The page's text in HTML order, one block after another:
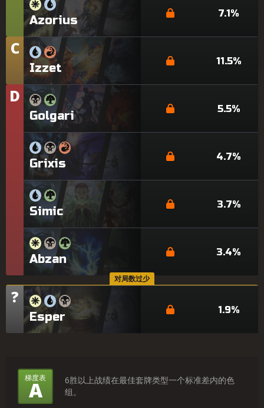
Azorius 7.1%
梯
C
Izzet 11.5%
梯
D
Golgari 5.5%
Grixis 4.7%
Simic 3.7%
Abzan 3.4%
对局数过少
梯
?
Esper 1.9%
度
梯度表
A
6胜以上战绩在最佳套牌类型一个标准差内的色
组。